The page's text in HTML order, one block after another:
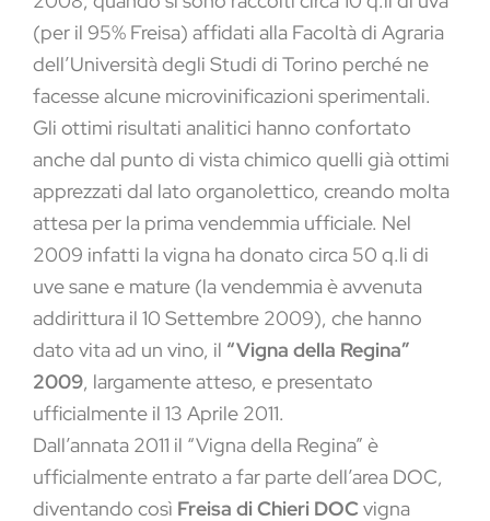
(per il 95% Freisa) affidati alla Facoltà di Agraria
dell’Università degli Studi di Torino perché ne
facesse alcune microvinificazioni sperimentali.
Gli ottimi risultati analitici hanno confortato
anche dal punto di vista chimico quelli già ottimi
apprezzati dal lato organolettico, creando molta
attesa per la prima vendemmia ufficiale. Nel
2009 infatti la vigna ha donato circa 50 q.li di
uve sane e mature (la vendemmia è avvenuta
addirittura il 10 Settembre 2009), che hanno
dato vita ad un vino, il “Vigna della Regina”
2009, largamente atteso, e presentato
ufficialmente il 13 Aprile 2011.
Dall’annata 2011 il “Vigna della Regina” è
ufficialmente entrato a far parte dell’area DOC,
diventando così Freisa di Chieri DOCvigna